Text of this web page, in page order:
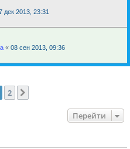
дек 2013, 23:31
« 08 сен 2013, 09:36
2
Перейти